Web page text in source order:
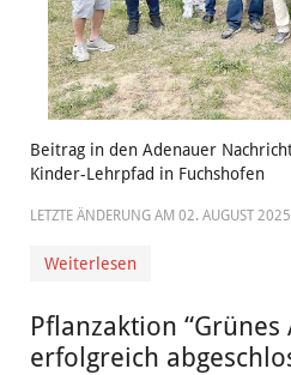
Beitrag in den Adenauer
Kinder-Lehrpfad in Fuchshofen
LETZTE ÄNDERUNG AM 02. AUGUST 2025
Weiterlesen
Pflanzaktion “Grünes
erfolgreich